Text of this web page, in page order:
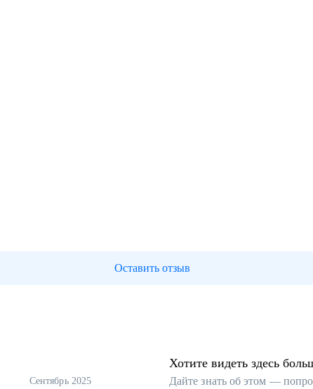
Оставить отзыв
Сентябрь 2025
Хотите видеть здесь
Дайте знать об этом —